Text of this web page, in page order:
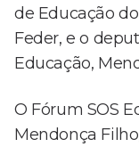
de Educação
Feder, e o
Educação,
O Fórum SOS
Mendonça